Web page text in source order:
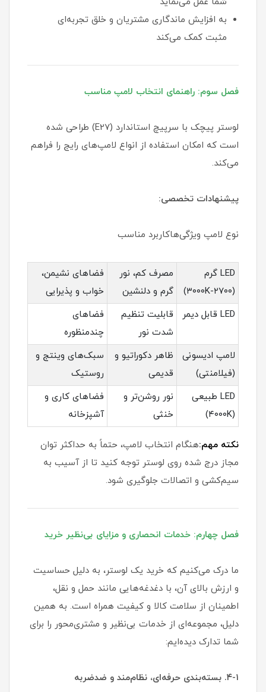
به افزایش ماندگاری مشتریان و خلق تجربه‌ای
مثبت کمک می‌کند
فصل سوم: راهنمای انتخاب لامپ مناسب
لوستر پیچک با سرپیچ استاندارد (E27) طراحی شده
است که امکان استفاده از انواع لامپ‌های رایج را فراهم
می‌کند.
پیشنهادات تخصصی:
نوع لامپ ویژگی‌هاکاربرد مناسب
LED گرم
(۲۷۰۰-۳۰۰۰K)
مصرف کم، نور
گرم و دلنشین
فضاهای نشیمن،
خواب و پذیرایی
LED قابل دیمر
قابلیت تنظیم
شدت نور
فضاهای
چندمنظوره
لامپ ادیسونی
(فیلامنتی)
ظاهر دکوراتیو و
قدیمی
سبک‌های وینتج و
روستیک
LED طبیعی
(۴۰۰۰K)
نور روشن‌تر و
خنثی
فضاهای کاری و
آشپزخانه
نکته مهم:هنگام انتخاب لامپ، حتماً به حداکثر توان
مجاز درج شده روی لوستر توجه کنید تا از آسیب به
سیم‌کشی و اتصالات جلوگیری شود.
فصل چهارم: خدمات انحصاری و مزایای بی‌نظیر خرید
ما درک می‌کنیم که خرید یک لوستر، به دلیل حساسیت
و ارزش بالای آن، با دغدغه‌هایی مانند حمل و نقل،
اطمینان از سلامت کالا و کیفیت همراه است. به همین
دلیل، مجموعه‌ای از خدمات بی‌نظیر و مشتری‌محور را برای
شما تدارک دیده‌ایم:
۴-۱. بسته‌بندی حرفه‌ای، نظام‌مند و ضدضربه